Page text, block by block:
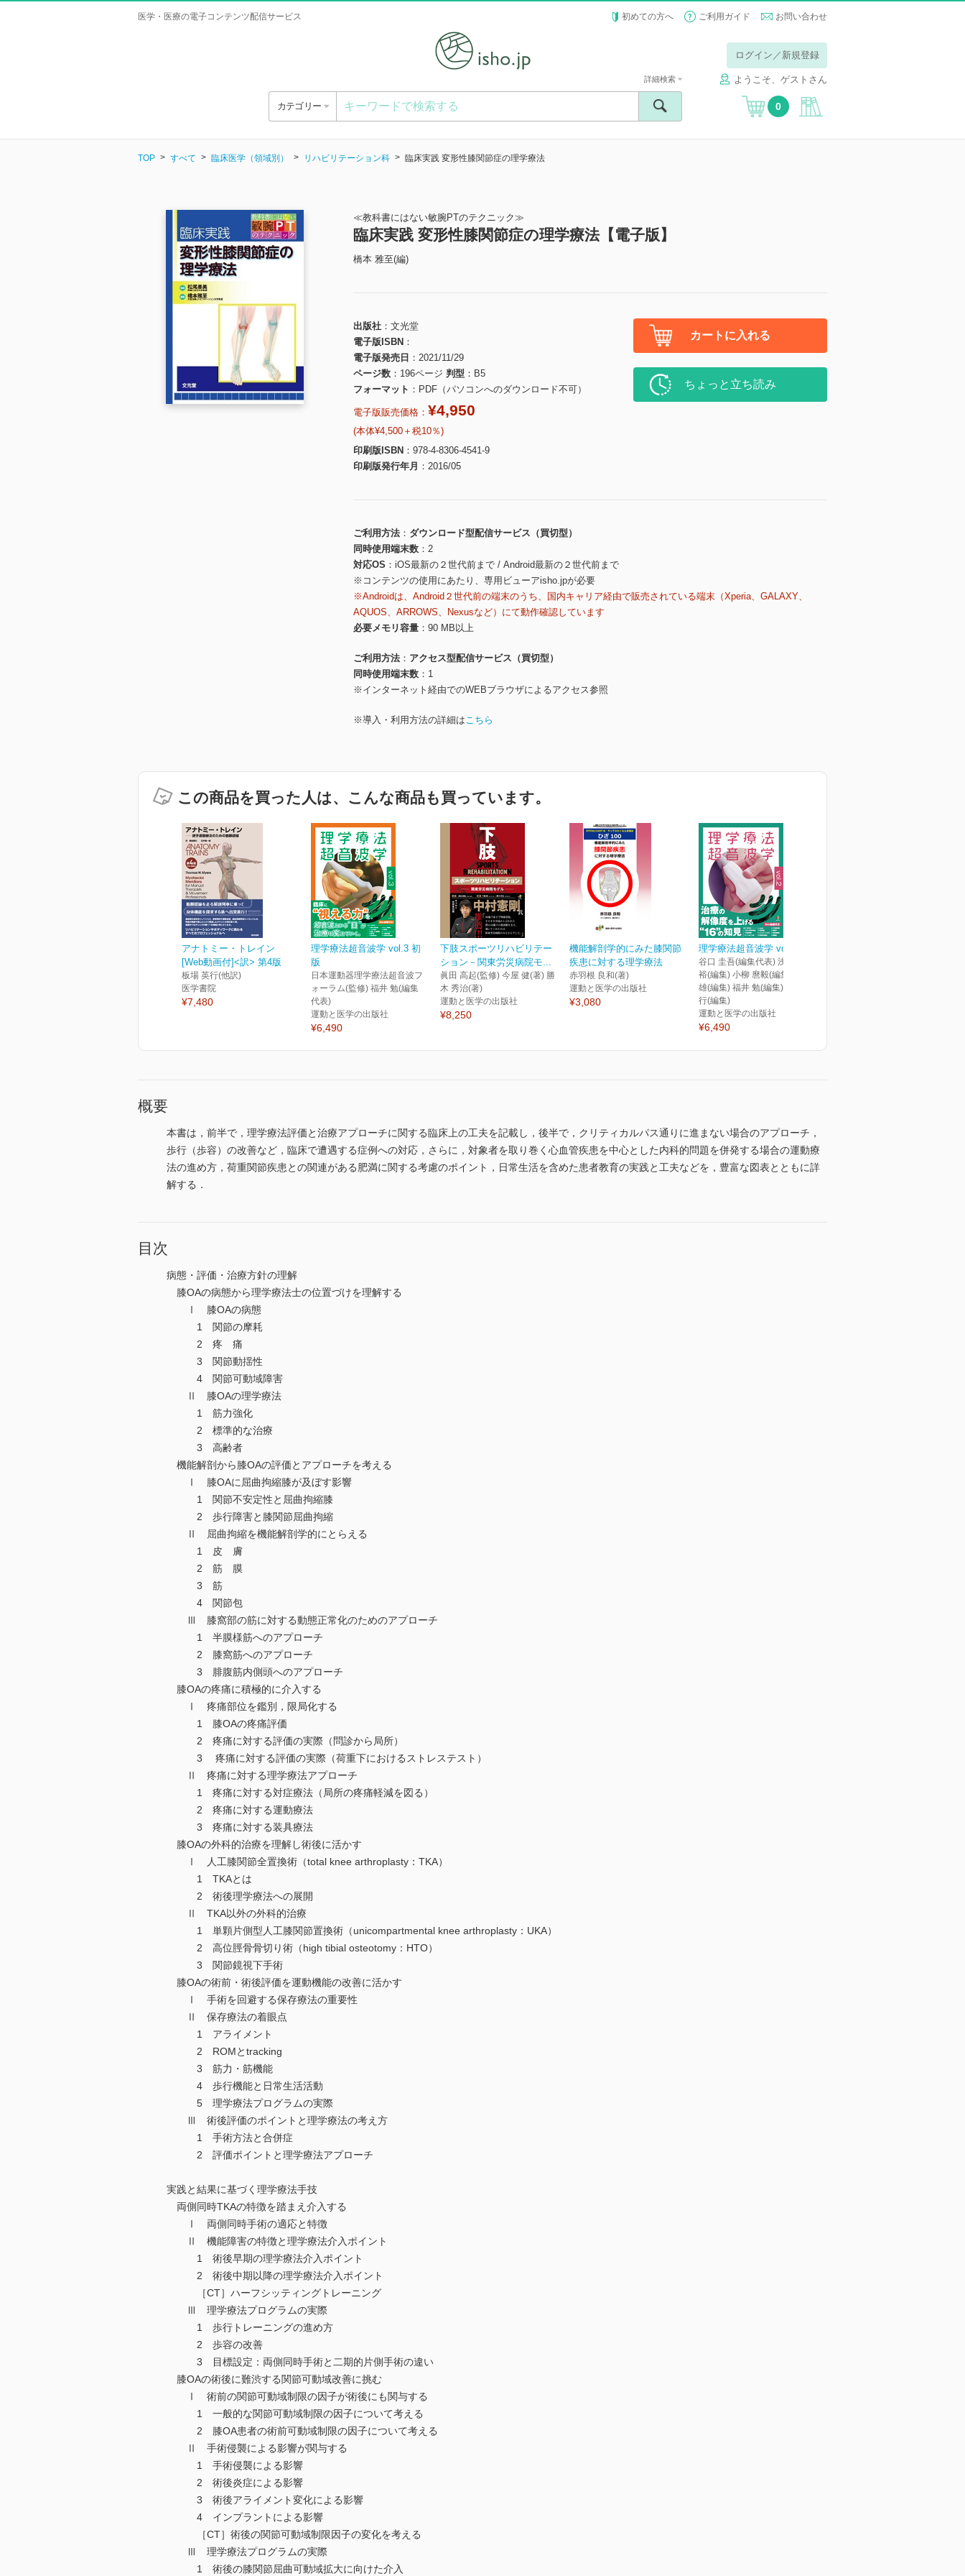
医学・医療の電子コンテンツ配信サービス 初めての方へ ご利用ガイド お問い合わせ
ログイン／新規登録
ようこそ、ゲストさん
カテゴリー
詳細検索
0
TOP すべて 臨床医学（領域別） リハビリテーション科 臨床実践 変形性膝関節症の理学療法
≪教科書にはない敏腕PTのテクニック≫
臨床実践 変形性膝関節症の理学療法【電子版】
橋本 雅至(編)
出版社
文光堂
電子版ISBN
電子版発売日
2021/11/29
ページ数
196ページ 判型
B5
フォーマット
PDF（パソコンへのダウンロード不可）
電子版販売価格： ¥4,950
(本体¥4,500＋税10％)
印刷版ISBN
978-4-8306-4541-9
印刷版発行年月
2016/05
カートに入れる
ちょっと立ち読み
ご利用方法
ダウンロード型配信サービス（買切型）
同時使用端末数
2
対応OS
iOS最新の２世代前まで / Android最新の２世代前まで
※コンテンツの使用にあたり、専用ビューアisho.jpが必要
※Androidは、Android２世代前の端末のうち、国内キャリア経由で販売されている端末（Xperia、GALAXY、
AQUOS、ARROWS、Nexusなど）にて動作確認しています
必要メモリ容量
90 MB以上
ご利用方法
アクセス型配信サービス（買切型）
同時使用端末数
1
※インターネット経由でのWEBブラウザによるアクセス参照
※導入・利用方法の詳細はこちら
この商品を買った人は、こんな商品も買っています。
アナトミー・トレイン
[Web動画付]<訳> 第4版
板場 英行(他訳)
医学書院
¥7,480
理学療法超音波学 vol.3 初
版
日本運動器理学療法超音波フ
ォーラム(監修) 福井 勉(編集
代表)
運動と医学の出版社
¥6,490
下肢スポーツリハビリテー
ション－関東労災病院モ...
眞田 高起(監修) 今屋 健(著) 勝
木 秀治(著)
運動と医学の出版社
¥8,250
機能解剖学的にみた膝関節
疾患に対する理学療法
赤羽根 良和(著)
運動と医学の出版社
¥3,080
理学療法超音波学 vol.2
谷口 圭吾(編集代表) 浅野 昭
裕(編集) 小柳 麿毅(編集) 林 典
雄(編集) 福井 勉(編集) 村木 孝
行(編集)
運動と医学の出版社
¥6,490
概要
本書は，前半で，理学療法評価と治療アプローチに関する臨床上の工夫を記載し，後半で，クリティカルパス通りに進まない場合のアプローチ，
歩行（歩容）の改善など，臨床で遭遇する症例への対応，さらに，対象者を取り巻く心血管疾患を中心とした内科的問題を併発する場合の運動療
法の進め方，荷重関節疾患との関連がある肥満に関する考慮のポイント，日常生活を含めた患者教育の実践と工夫などを，豊富な図表とともに詳
解する．
目次
病態・評価・治療方針の理解
膝OAの病態から理学療法士の位置づけを理解する
Ⅰ 膝OAの病態
1 関節の摩耗
2 疼 痛
3 関節動揺性
4 関節可動域障害
Ⅱ 膝OAの理学療法
1 筋力強化
2 標準的な治療
3 高齢者
機能解剖から膝OAの評価とアプローチを考える
Ⅰ 膝OAに屈曲拘縮膝が及ぼす影響
1 関節不安定性と屈曲拘縮膝
2 歩行障害と膝関節屈曲拘縮
Ⅱ 屈曲拘縮を機能解剖学的にとらえる
1 皮 膚
2 筋 膜
3 筋
4 関節包
Ⅲ 膝窩部の筋に対する動態正常化のためのアプローチ
1 半膜様筋へのアプローチ
2 膝窩筋へのアプローチ
3 腓腹筋内側頭へのアプローチ
膝OAの疼痛に積極的に介入する
Ⅰ 疼痛部位を鑑別，限局化する
1 膝OAの疼痛評価
2 疼痛に対する評価の実際（問診から局所）
3 疼痛に対する評価の実際（荷重下におけるストレステスト）
Ⅱ 疼痛に対する理学療法アプローチ
1 疼痛に対する対症療法（局所の疼痛軽減を図る）
2 疼痛に対する運動療法
3 疼痛に対する装具療法
膝OAの外科的治療を理解し術後に活かす
Ⅰ 人工膝関節全置換術（total knee arthroplasty：TKA）
1 TKAとは
2 術後理学療法への展開
Ⅱ TKA以外の外科的治療
1 単顆片側型人工膝関節置換術（unicompartmental knee arthroplasty：UKA）
2 高位脛骨骨切り術（high tibial osteotomy：HTO）
3 関節鏡視下手術
膝OAの術前・術後評価を運動機能の改善に活かす
Ⅰ 手術を回避する保存療法の重要性
Ⅱ 保存療法の着眼点
1 アライメント
2 ROMとtracking
3 筋力・筋機能
4 歩行機能と日常生活活動
5 理学療法プログラムの実際
Ⅲ 術後評価のポイントと理学療法の考え方
1 手術方法と合併症
2 評価ポイントと理学療法アプローチ
実践と結果に基づく理学療法手技
両側同時TKAの特徴を踏まえ介入する
Ⅰ 両側同時手術の適応と特徴
Ⅱ 機能障害の特徴と理学療法介入ポイント
1 術後早期の理学療法介入ポイント
2 術後中期以降の理学療法介入ポイント
［CT］ハーフシッティングトレーニング
Ⅲ 理学療法プログラムの実際
1 歩行トレーニングの進め方
2 歩容の改善
3 目標設定：両側同時手術と二期的片側手術の違い
膝OAの術後に難渋する関節可動域改善に挑む
Ⅰ 術前の関節可動域制限の因子が術後にも関与する
1 一般的な関節可動域制限の因子について考える
2 膝OA患者の術前可動域制限の因子について考える
Ⅱ 手術侵襲による影響が関与する
1 手術侵襲による影響
2 術後炎症による影響
3 術後アライメント変化による影響
4 インプラントによる影響
［CT］術後の関節可動域制限因子の変化を考える
Ⅲ 理学療法プログラムの実際
1 術後の膝関節屈曲可動域拡大に向けた介入